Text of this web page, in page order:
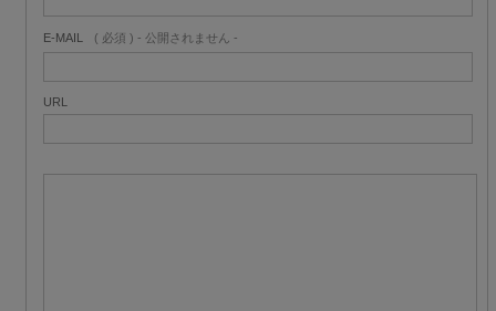
E-MAIL ( 必須 ) - 公開されません -
URL